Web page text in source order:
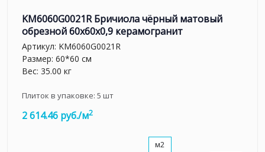
KM6060G0021R Бричиола чёрный матовый
обрезной 60x60x0,9 керамогранит
Артикул: KM6060G0021R
Размер: 60*60 см
Вес: 35.00 кг
Плиток в упаковке: 5 шт
2 614.46 руб./м2
м2